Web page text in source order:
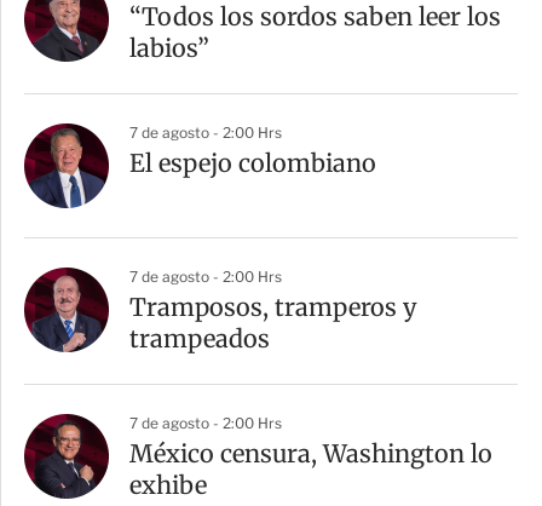
“Todos los sordos saben leer los
labios”
7 de agosto - 2:00 Hrs
El espejo colombiano
7 de agosto - 2:00 Hrs
Tramposos, tramperos y
trampeados
7 de agosto - 2:00 Hrs
México censura, Washington lo
exhibe